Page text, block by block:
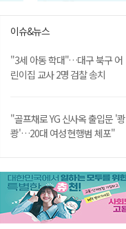
이슈&뉴스
"3세 아동 학대"…대구 북구 어
린이집 교사 2명 검찰 송치
"골프채로 YG 신사옥 출입문 '쾅
쾅'…20대 여성 현행범 체포"